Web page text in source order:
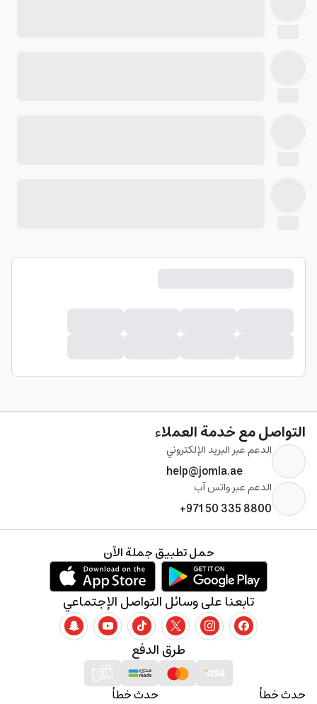
التواصل مع خدمة العملاء
الدعم عبر البريد الإلكتروني
help@jomla.ae
الدعم عبر واتس آب
+971 50 335 8800
حدث خطأ حدث خطأ
طرق الدفع
تابعنا على وسائل التواصل الإجتماعي
حمل تطبيق جملة الآن